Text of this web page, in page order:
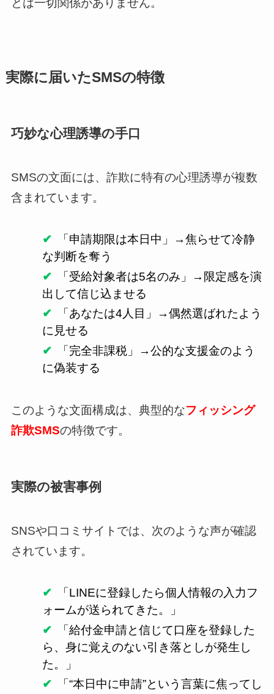
実際に届いたSMSの特徴
巧妙な心理誘導の手口
SMSの文面には、詐欺に特有の心理誘導が複数
含まれています。
「申請期限は本日中」→焦らせて冷静
な判断を奪う
「受給対象者は5名のみ」→限定感を演
出して信じ込ませる
「あなたは4人目」→偶然選ばれたよう
に見せる
「完全非課税」→公的な支援金のよう
に偽装する
このような文面構成は、典型的なフィッシング
詐欺SMSの特徴です。
実際の被害事例
SNSや口コミサイトでは、次のような声が確認
されています。
「LINEに登録したら個人情報の入力フ
ォームが送られてきた。」
「給付金申請と信じて口座を登録した
ら、身に覚えのない引き落としが発生し
た。」
「“本日中に申請”という言葉に焦ってし